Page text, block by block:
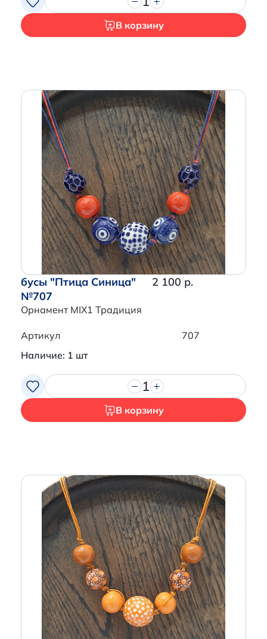
В корзину
бусы "Птица Синица"
№707
Орнамент MIX1 Традиция
2 100 р.
Артикул
707
Наличие: 1 шт
1
В корзину